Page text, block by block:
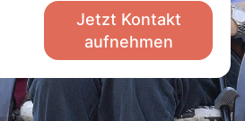
Jetzt Kontakt
aufnehmen